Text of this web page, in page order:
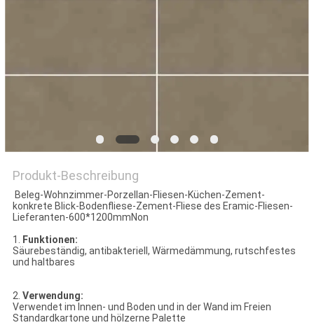
Produkt-Beschreibung
Beleg-Wohnzimmer-Porzellan-Fliesen-Küchen-Zement-
konkrete Blick-Bodenfliese-Zement-Fliese des Eramic-Fliesen-
Lieferanten-600*1200mmNon
1. Funktionen:
Säurebeständig, antibakteriell, Wärmedämmung, rutschfestes
und haltbares
2. Verwendung:
Verwendet im Innen- und Boden und in der Wand im Freien
Standardkartone und hölzerne Palette